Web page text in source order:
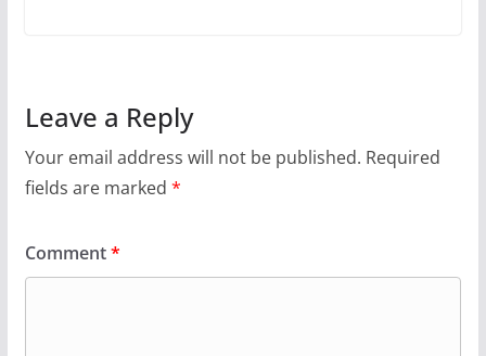
Leave a Reply
Your email address will not be published. Required
fields are marked *
Comment*